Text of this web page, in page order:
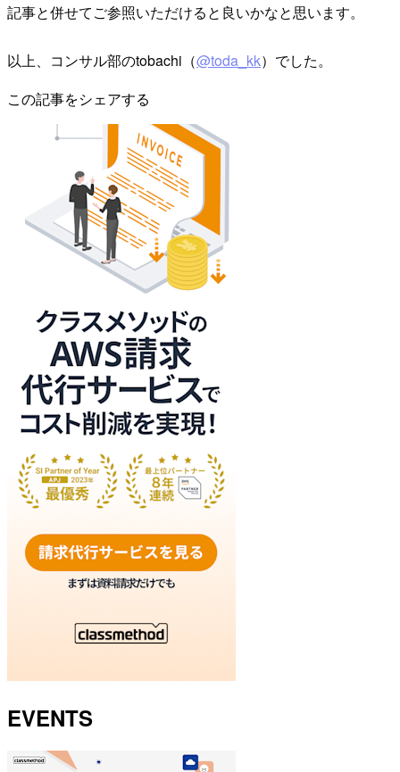
記事と併せてご参照いただけると良いかなと思います。
以上、コンサル部のtobachi（@toda_kk）でした。
この記事をシェアする
EVENTS